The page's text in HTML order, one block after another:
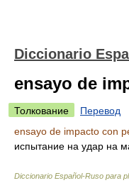
Diccionario
ensayo de
Толкование
Перевод
ensayo de impacto con
испытание на удар на
Diccionario Español-Ruso para